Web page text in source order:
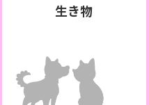
生き物